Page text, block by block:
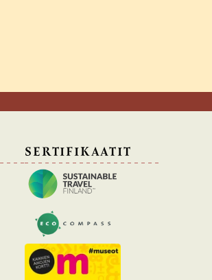
SERTIFIKAATIT